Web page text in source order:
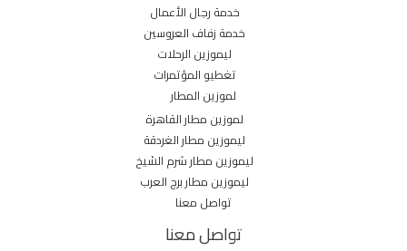
خدمة رجال الأعمال
خدمة زفاف العروسين
ليموزين الرحلات
تغطيو المؤتمرات
لموزين المطار
لموزين مطار القاهرة
ليموزين مطار الغردقة
ليموزين مطار شرم الشيخ
ليموزين مطار برج العرب
تواصل معنا
تواصل معنا